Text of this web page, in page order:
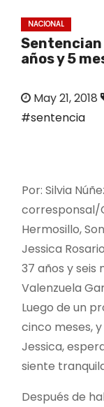
NACIONAL
años y 5
May 21, 2018
#sentencia
Por: Silvia
corresponsal/
Hermosillo,
Jessica
37 años y seis
Valenzuela
Luego de un
cinco meses,
Jessica,
siente
Después de